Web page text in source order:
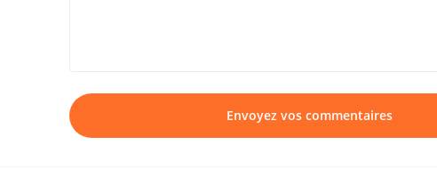
Envoyez vos commentaires